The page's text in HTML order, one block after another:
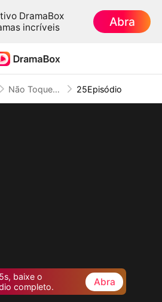
DramaBox
incríveis
Abra
Não Toque na Filha do Rei do Submundo 25Episódio
baixe o
completo.
Abra